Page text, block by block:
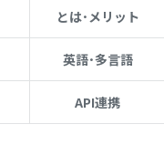
とは･メリット
英語･多言語
API連携